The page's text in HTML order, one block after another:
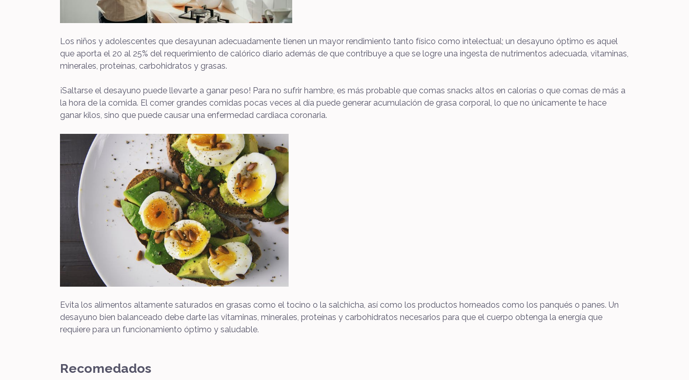
Los niños y adolescentes que desayunan adecuadamente tienen un mayor rendimiento tanto físico como intelectual; un desayuno óptimo es aquel
que aporta el 20 al 25% del requerimiento de calórico diario además de que contribuye a que se logre una ingesta de nutrimentos adecuada, vitaminas,
minerales, proteínas, carbohidratos y grasas.
¡Saltarse el desayuno puede llevarte a ganar peso! Para no sufrir hambre, es más probable que comas snacks altos en calorías o que comas de más a
la hora de la comida. El comer grandes comidas pocas veces al día puede generar acumulación de grasa corporal, lo que no únicamente te hace
ganar kilos, sino que puede causar una enfermedad cardiaca coronaria.
Evita los alimentos altamente saturados en grasas como el tocino o la salchicha, así como los productos horneados como los panqués o panes. Un
desayuno bien balanceado debe darte las vitaminas, minerales, proteínas y carbohidratos necesarios para que el cuerpo obtenga la energía que
requiere para un funcionamiento óptimo y saludable.
Recomedados